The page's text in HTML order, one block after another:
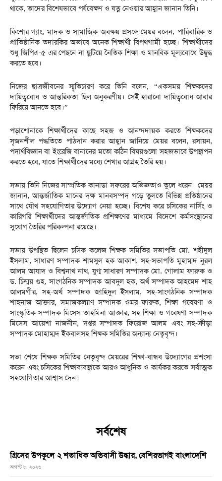
থাকে, তাদের বিশেষভাবে পর্যবেক্ষণ ও যত্ন নেওয়ার আহ্বান জানান তিনি।
কিশোর গ্যাং, মাদক ও সামাজিক অবক্ষয় প্রসঙ্গে মেয়র বলেন, পারিবারিক ও
প্রাতিষ্ঠানিক তদারকির অভাবে অনেক শিক্ষার্থী বিপথগামী হচ্ছে। শিক্ষার্থীদের
শুধু জিপিএ-৫ এর পেছনে না ছুটিয়ে নৈতিক শিক্ষা ও মানবিক মূল্যবোধে উদ্বুদ্ধ
করতে হবে।
নিজের ছাত্রজীবনের স্মৃতিচারণ করে তিনি বলেন, “একসময় শিক্ষকদের
দায়িত্ববোধ ও আন্তরিকতা ছিল অনুকরণীয়। সেই হারানো দায়িত্ববোধ আবার
ফিরিয়ে আনতে হবে।”
পড়াশোনাকে শিক্ষার্থীদের কাছে সহজ ও আনন্দদায়ক করতে শিক্ষকদের
সৃজনশীল পদ্ধতিতে পাঠদান করার আহ্বান জানিয়ে মেয়র বলেন, রসায়ন,
পদার্থবিজ্ঞান বা ইংরেজি বানানের মতো কঠিন বিষয়গুলো সহজভাবে উপস্থাপন
করতে হবে, যাতে শিক্ষার্থীদের মধ্যে শেখার আগ্রহ তৈরি হয়।
সভায় তিনি নিজের সাম্প্রতিক কানাডা সফরের অভিজ্ঞতাও তুলে ধরেন। মেয়র
জানান, আন্তর্জাতিক মানের দক্ষ মানবসম্পদ গড়ে তুলতে বিভিন্ন প্রতিষ্ঠানের
সাথে যৌথ সহযোগিতার উদ্যোগ নেয়া হচ্ছে। বিশেষ করে চসিকের নার্সিং ও
কারিগরি শিক্ষার্থীদের আন্তর্জাতিক প্রশিক্ষণের মাধ্যমে বিদেশে কর্মসংস্থানের
সুযোগ তৈরির পরিকল্পনা রয়েছে।
সভায় উপস্থিত ছিলেন চসিক কলেজ শিক্ষক সমিতির সভাপতি মো. শহীদুল
ইসলাম, সাধারণ সম্পাদক শামসুল হক আকাশ, সহ-সভাপতি মুহাম্মদ নুরল
আলম আযাদ ও বিশ্বনাথ নাথ, যুগ্ম সাধারণ সম্পাদক মো. গোলাম ফারুক ও
ড. চিন্ময় গুহ, সাংগঠনিক সম্পাদক আবদুল হক, অর্থ সম্পাদক আহমেদ শাহ
আলমগীর, সহ-অর্থ সম্পাদক জাহিদুল ইসলাম, সহ-সাংগঠনিক সম্পাদক
শাহনাজ আক্তার, সমাজকল্যাণ সম্পাদক ওমর ফারুক, শিক্ষা গবেষণা ও
সাংস্কৃতিক সম্পাদক মিসেস তাহমিনা আক্তার, সহ শিক্ষা ও গবেষণা সম্পাদক
মিসেস আয়েশা নাজনীন, দপ্তর সম্পাদক ফিরোজ আলম এবং সহ-ক্রীড়া
সম্পাদক মোহাম্মদ ইকবালসহ শিক্ষক সমিতির অন্যান্য নেতৃবৃন্দ।
সভা শেষে শিক্ষক সমিতির নেতৃবৃন্দ মেয়রের শিক্ষা-বান্ধব উদ্যোগের প্রশংসা
করেন এবং চসিকের শিক্ষাব্যবস্থাকে আরও আধুনিক ও কার্যকর করতে সর্বাত্মক
সহযোগিতার আশ্বাস দেন।
সর্বশেষ
গ্রিসের উপকূলে ২ শতাধিক অভিবাসী উদ্ধার, বেশিরভাগই বাংলাদেশি
আগস্ট ৮, ২০২৬